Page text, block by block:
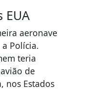
EUA
aeronave
Polícia.
teria
de
nos Estados